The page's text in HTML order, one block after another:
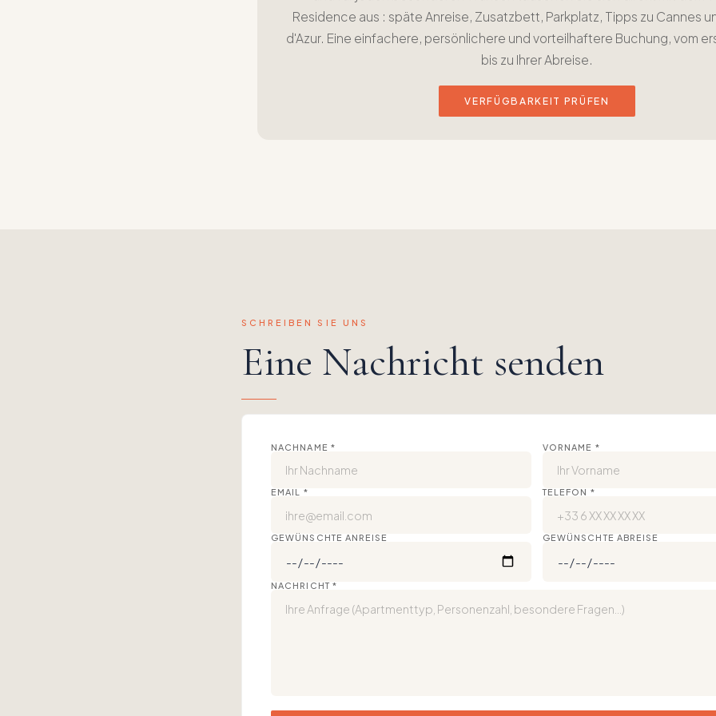
Residence aus : späte Anreise, Zusatzbett, Parkplatz, Tipps zu Cannes
d'Azur. Eine einfachere, persönlichere und vorteilhaftere Buchung, vom
bis zu Ihrer Abreise.
VERFÜGBARKEIT PRÜFEN
SCHREIBEN SIE UNS
Eine Nachricht senden
NACHNAME * VORNAME *
EMAIL * TELEFON *
GEWÜNSCHTE ANREISE GEWÜNSCHTE ABREISE
NACHRICHT *